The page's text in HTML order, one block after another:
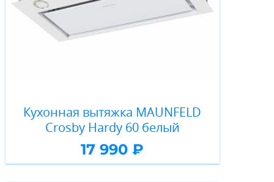
Кухонная вытяжка MAUNFELD
Crosby Hardy 60 белый
17 990 ₽